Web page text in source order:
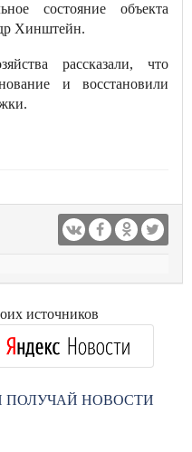
состояние объекта
Хинштейн.
рассказали, что
и восстановили
источников
ПОЛУЧАЙ НОВОСТИ